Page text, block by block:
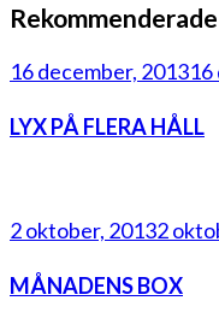
16 december, 201316
LYX PÅ FLERA HÅLL
2 oktober, 20132
MÅNADENS BOX